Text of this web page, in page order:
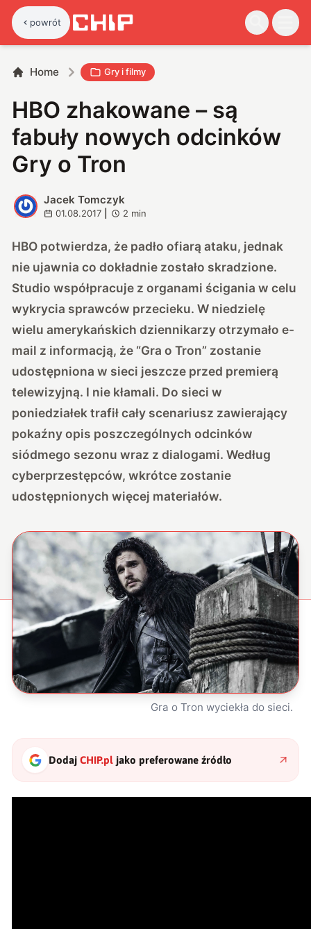
powrót
Home Gry i filmy
HBO zhakowane – są
fabuły nowych odcinków
Gry o Tron
J
Jacek Tomczyk
01.08.2017 2 min
HBO potwierdza, że padło ofiarą ataku, jednak
nie ujawnia co dokładnie zostało skradzione.
Studio współpracuje z organami ścigania w celu
wykrycia sprawców przecieku. W niedzielę
wielu amerykańskich dziennikarzy otrzymało e-
mail z informacją, że “Gra o Tron” zostanie
udostępniona w sieci jeszcze przed premierą
telewizyjną. I nie kłamali. Do sieci w
poniedziałek trafił cały scenariusz zawierający
pokaźny opis poszczególnych odcinków
siódmego sezonu wraz z dialogami. Według
cyberprzestępców, wkrótce zostanie
udostępnionych więcej materiałów.
Gra o Tron wyciekła do sieci.
DodajCHIP.pl jako preferowane źródło